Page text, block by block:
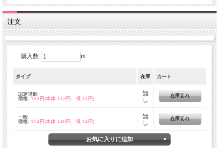
注文
購入数: m
タイプ 在庫 カート
認定講師
価格:123円(本体 112円、税 11円)
無
し
在庫切れ
一般
価格: 154円(本体 140円、税 14円)
無
し
在庫切れ